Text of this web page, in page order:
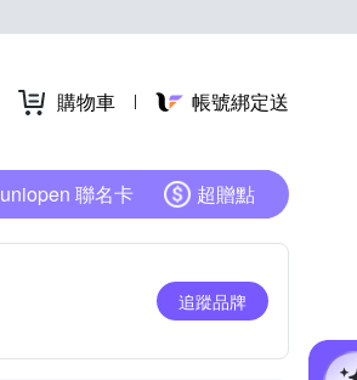
購物車 帳號綁定送
uniopen 聯名卡 超贈點
追蹤品牌